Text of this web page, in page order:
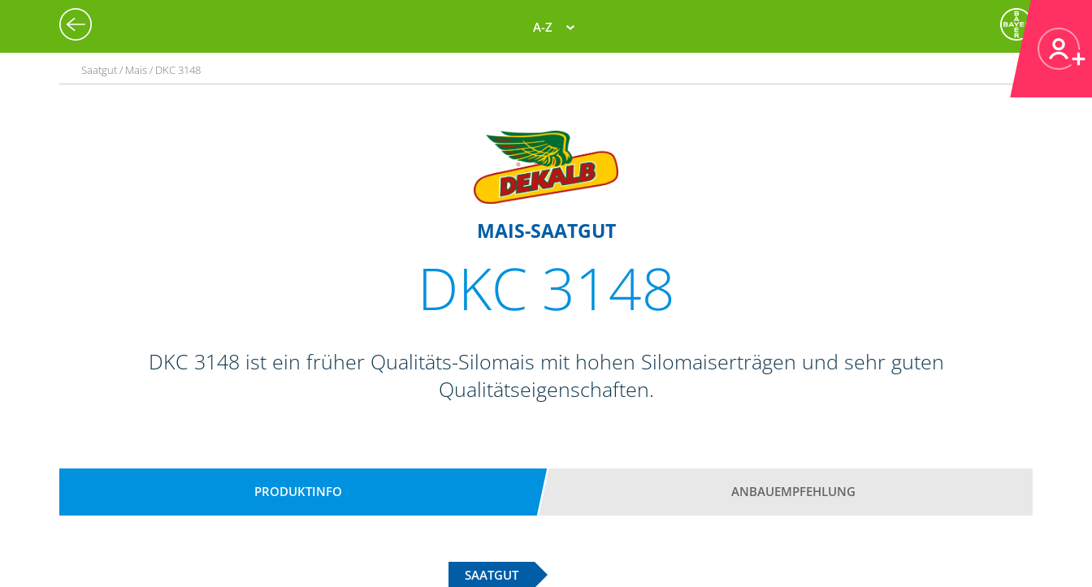
A-Z
Saatgut / Mais / DKC 3148
MAIS-SAATGUT
DKC 3148
DKC 3148 ist ein früher Qualitäts-Silomais mit hohen Silomaiserträgen und sehr guten
Qualitätseigenschaften.
PRODUKTINFO ANBAUEMPFEHLUNG
SAATGUT